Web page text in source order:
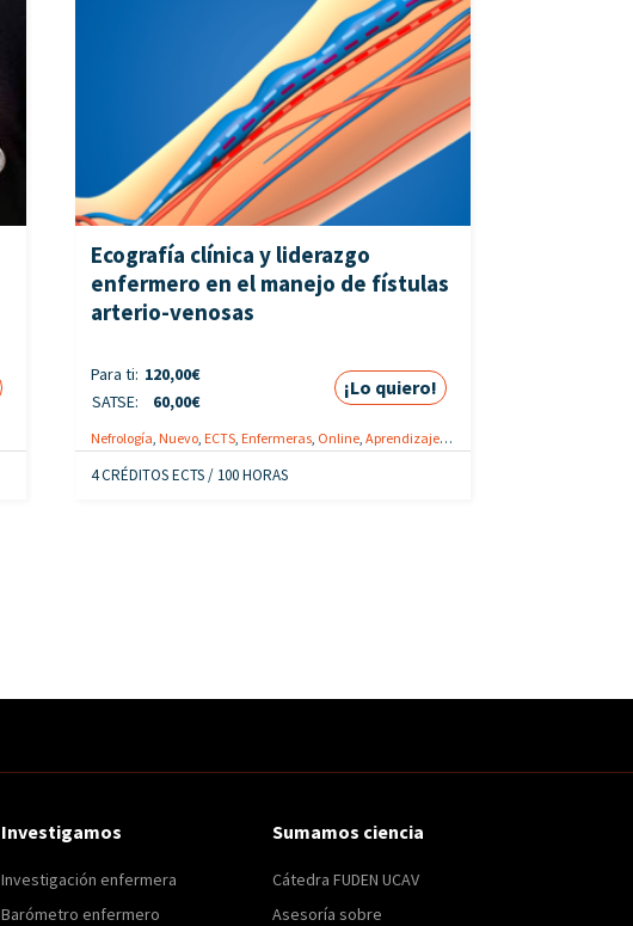
Ecografía clínica y liderazgo
enfermero en el manejo de fístulas
arterio-venosas
Para ti: 120,00€
SATSE:
60,00€
¡Lo quiero!
Nefrología, Nuevo, ECTS, Enfermeras, Online,Aprendizaje modular
4 CRÉDITOS ECTS / 100 HORAS
Investigamos
Investigación enfermera
Barómetro enfermero
Sumamos ciencia
Cátedra FUDEN UCAV
Asesoría sobre